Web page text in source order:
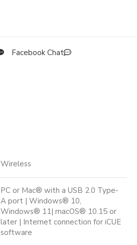
Facebook Chat
Wireless
PC or Mac® with a USB 2.0 Type-
A port | Windows® 10,
Windows® 11| macOS® 10.15 or
later | Internet connection for iCUE
software